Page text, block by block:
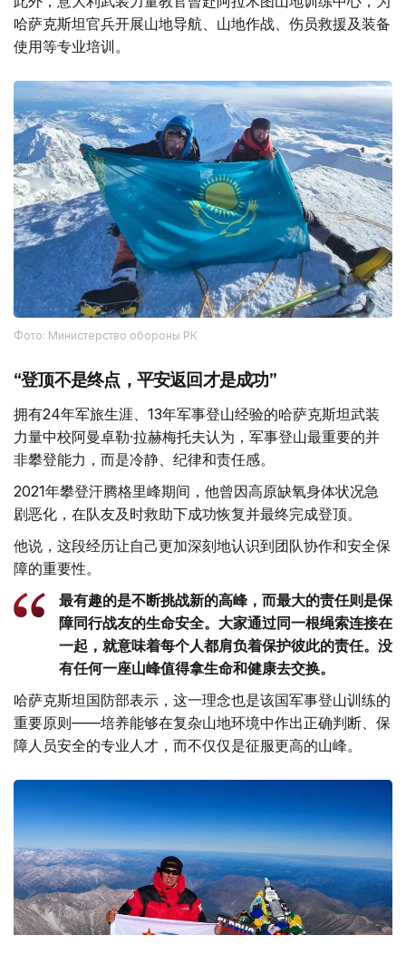
哈萨克斯坦官兵开展山地导航、山地作战、伤员救援及装备
使用等专业培训。
Фото: Министерство обороны РК
“登顶不是终点，平安返回才是成功”
拥有24年军旅生涯、13年军事登山经验的哈萨克斯坦武装
力量中校阿曼卓勒·拉赫梅托夫认为，军事登山最重要的并
非攀登能力，而是冷静、纪律和责任感。
2021年攀登汗腾格里峰期间，他曾因高原缺氧身体状况急
剧恶化，在队友及时救助下成功恢复并最终完成登顶。
他说，这段经历让自己更加深刻地认识到团队协作和安全保
障的重要性。
最有趣的是不断挑战新的高峰，而最大的责任则是保
障同行战友的生命安全。大家通过同一根绳索连接在
一起，就意味着每个人都肩负着保护彼此的责任。没
有任何一座山峰值得拿生命和健康去交换。
哈萨克斯坦国防部表示，这一理念也是该国军事登山训练的
重要原则——培养能够在复杂山地环境中作出正确判断、保
障人员安全的专业人才，而不仅仅是征服更高的山峰。